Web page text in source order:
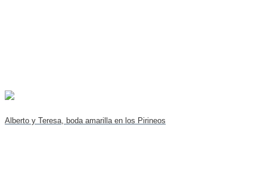
Alberto y Teresa, boda amarilla en los Pirineos